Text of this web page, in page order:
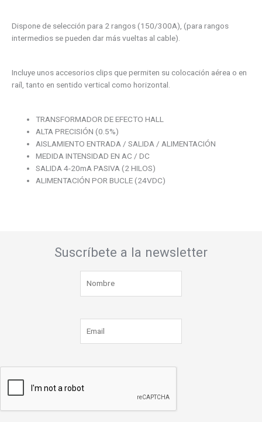
Dispone de selección para 2 rangos (150/300A), (para rangos
intermedios se pueden dar más vueltas al cable).
Incluye unos accesorios clips que permiten su colocación aérea o en
raíl, tanto en sentido vertical como horizontal.
TRANSFORMADOR DE EFECTO HALL
ALTA PRECISIÓN (0.5%)
AISLAMIENTO ENTRADA / SALIDA / ALIMENTACIÓN
MEDIDA INTENSIDAD EN AC / DC
SALIDA 4-20mA PASIVA (2 HILOS)
ALIMENTACIÓN POR BUCLE (24VDC)
Suscríbete a la newsletter